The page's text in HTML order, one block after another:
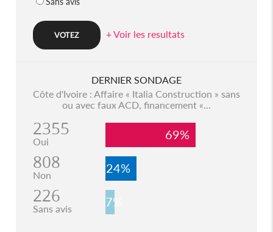
+ Voir les resultats
DERNIER SONDAGE
Côte d'Ivoire : Affaire « Italia Construction » sans
ou avec faux ACD, financement «...
2355
Oui 69%
808
Non 24%
226
Sans avis 7%